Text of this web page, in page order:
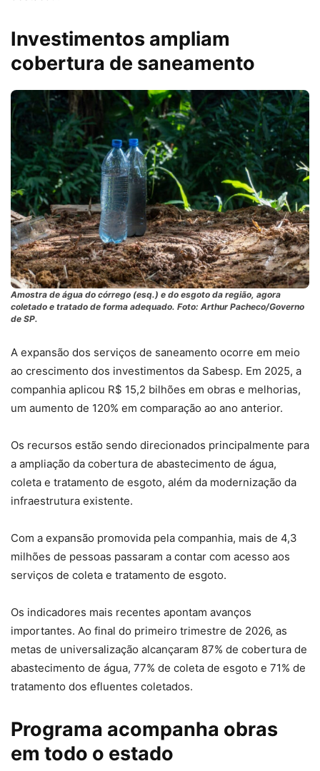
Investimentos ampliam
cobertura de saneamento
Amostra de água do córrego (esq.) e do esgoto da região, agora
coletado e tratado de forma adequado. Foto: Arthur Pacheco/Governo
de SP.
A expansão dos serviços de saneamento ocorre em meio
ao crescimento dos investimentos da Sabesp. Em 2025, a
companhia aplicou R$ 15,2 bilhões em obras e melhorias,
um aumento de 120% em comparação ao ano anterior.
Os recursos estão sendo direcionados principalmente para
a ampliação da cobertura de abastecimento de água,
coleta e tratamento de esgoto, além da modernização da
infraestrutura existente.
Com a expansão promovida pela companhia, mais de 4,3
milhões de pessoas passaram a contar com acesso aos
serviços de coleta e tratamento de esgoto.
Os indicadores mais recentes apontam avanços
importantes. Ao final do primeiro trimestre de 2026, as
metas de universalização alcançaram 87% de cobertura de
abastecimento de água, 77% de coleta de esgoto e 71% de
tratamento dos efluentes coletados.
Programa acompanha obras
em todo o estado